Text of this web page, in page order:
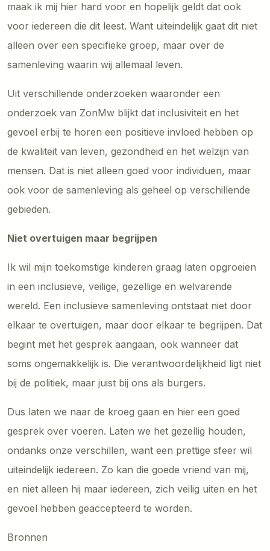
maak ik mij hier hard voor en hopelijk geldt dat ook
voor iedereen die dit leest. Want uiteindelijk gaat dit niet
alleen over een specifieke groep, maar over de
samenleving waarin wij allemaal leven.
Uit verschillende onderzoeken waaronder een
onderzoek van ZonMw blijkt dat inclusiviteit en het
gevoel erbij te horen een positieve invloed hebben op
de kwaliteit van leven, gezondheid en het welzijn van
mensen. Dat is niet alleen goed voor individuen, maar
ook voor de samenleving als geheel op verschillende
gebieden.
Niet overtuigen maar begrijpen
Ik wil mijn toekomstige kinderen graag laten opgroeien
in een inclusieve, veilige, gezellige en welvarende
wereld. Een inclusieve samenleving ontstaat niet door
elkaar te overtuigen, maar door elkaar te begrijpen. Dat
begint met het gesprek aangaan, ook wanneer dat
soms ongemakkelijk is. Die verantwoordelijkheid ligt niet
bij de politiek, maar juist bij ons als burgers.
Dus laten we naar de kroeg gaan en hier een goed
gesprek over voeren. Laten we het gezellig houden,
ondanks onze verschillen, want een prettige sfeer wil
uiteindelijk iedereen. Zo kan die goede vriend van mij,
en niet alleen hij maar iedereen, zich veilig uiten en het
gevoel hebben geaccepteerd te worden.
Bronnen